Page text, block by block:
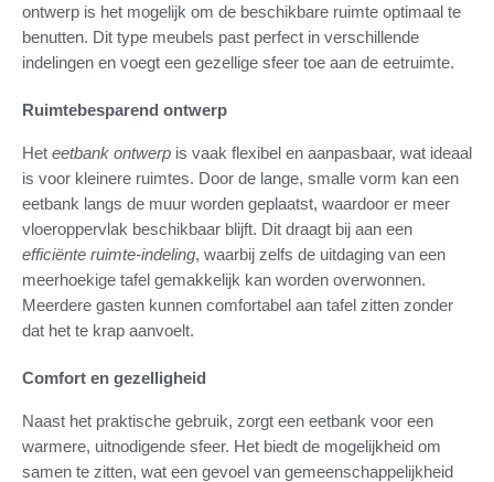
ontwerp is het mogelijk om de beschikbare ruimte optimaal te
benutten. Dit type meubels past perfect in verschillende
indelingen en voegt een gezellige sfeer toe aan de eetruimte.
Ruimtebesparend ontwerp
Het eetbank ontwerp is vaak flexibel en aanpasbaar, wat ideaal
is voor kleinere ruimtes. Door de lange, smalle vorm kan een
eetbank langs de muur worden geplaatst, waardoor er meer
vloeroppervlak beschikbaar blijft. Dit draagt bij aan een
efficiënte ruimte-indeling, waarbij zelfs de uitdaging van een
meerhoekige tafel gemakkelijk kan worden overwonnen.
Meerdere gasten kunnen comfortabel aan tafel zitten zonder
dat het te krap aanvoelt.
Comfort en gezelligheid
Naast het praktische gebruik, zorgt een eetbank voor een
warmere, uitnodigende sfeer. Het biedt de mogelijkheid om
samen te zitten, wat een gevoel van gemeenschappelijkheid